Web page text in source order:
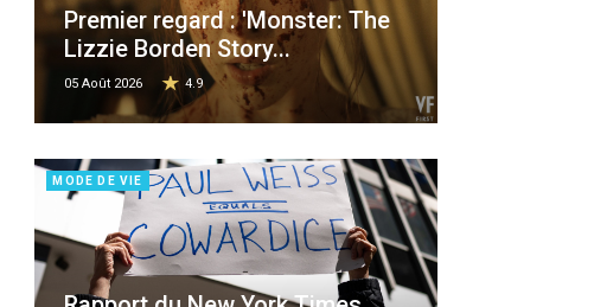
Premier regard : 'Monster: The
Lizzie Borden Story...
05 Août 2026 4.9
MODE DE VIE